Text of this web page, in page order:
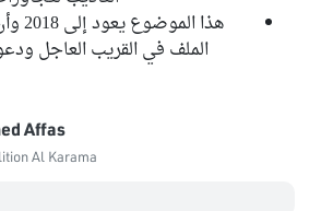
هذا
الملف في القريب العاجل
Affas
Al Karama